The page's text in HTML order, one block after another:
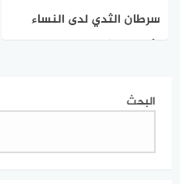
سرطان الثدي لدى النساء
البحث